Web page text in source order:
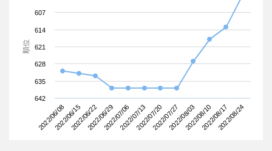
順位
2022/06/082022/06/152022/06/222022/06/292022/07/062022/07/132022/07/202022/07/272022/08/032022/08/102022/08/172022/08/24
607
614
621
628
635
642